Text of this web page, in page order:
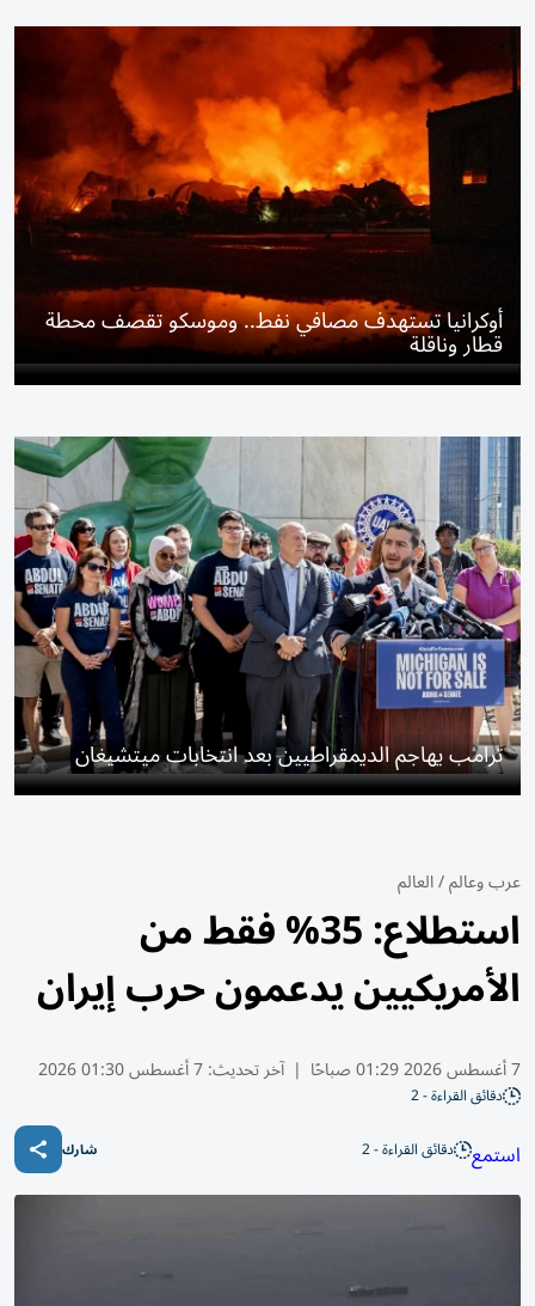
أوكرانيا تستهدف مصافي نفط.. وموسكو تقصف محطة
قطار وناقلة
ترامب يهاجم الديمقراطيين بعد انتخابات ميتشيغان
عرب وعالم/العالم
استطلاع: 35% فقط من
الأمريكيين يدعمون حرب إيران
7 أغسطس 2026 01:29 صباحًا | آخر تحديث:7 أغسطس 01:30 2026
دقائق القراءة - 2
استمع دقائق القراءة - 2 شارك